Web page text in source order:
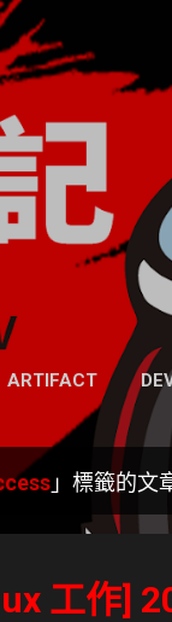
凍
-
ARTIFACT
」標籤的文
工作]